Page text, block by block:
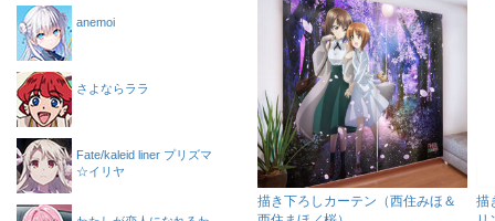
描き下ろしカーテン（西住みほ＆
描
anemoi
さよならララ
Fate/kaleid liner プリズマ
☆イリヤ